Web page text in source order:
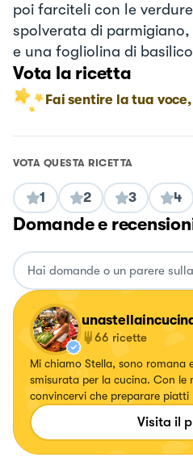
poi farciteli con le
spolverata di
e una fogliolina di
Vota la ricetta
Fai sentire la tua
VOTA QUESTA RICETTA
1 2 3 4
Domande e
66 ricette
Mi chiamo Stella, sono romana
smisurata per la cucina. Con le
convincervi che preparare piatti
Visita il